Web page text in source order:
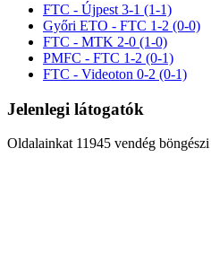
FTC - Újpest 3-1 (1-1)
Győri ETO - FTC 1-2 (0-0)
FTC - MTK 2-0 (1-0)
PMFC - FTC 1-2 (0-1)
FTC - Videoton 0-2 (0-1)
Jelenlegi látogatók
Oldalainkat 11945 vendég böngészi